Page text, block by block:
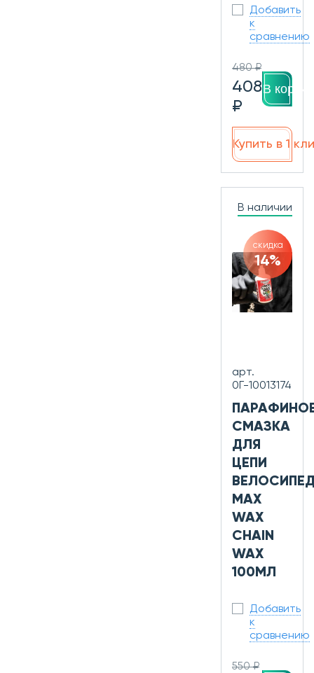
Добавить
к
сравнению
480 ₽
408
₽
В
Купить в 1
В наличии
скидка
14%
арт.
0Г-10013174
СМАЗКА
ДЛЯ
ЦЕПИ
MAX
WAX
CHAIN
WAX
100МЛ
Добавить
к
сравнению
550 ₽